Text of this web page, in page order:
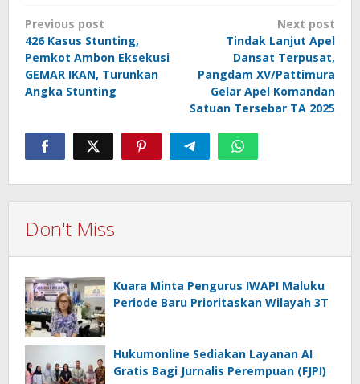
Post
navigation
Previous post
426 Kasus Stunting,
Pemkot Ambon Eksekusi
GEMAR IKAN, Turunkan
Angka Stunting
Next post
Tindak Lanjut Apel
Dansat Terpusat,
Pangdam XV/Pattimura
Gelar Apel Komandan
Satuan Tersebar TA 2025
Don't Miss
Kuara Minta Pengurus IWAPI Maluku
Periode Baru Prioritaskan Wilayah 3T
Hukumonline Sediakan Layanan AI
Gratis Bagi Jurnalis Perempuan (FJPI)